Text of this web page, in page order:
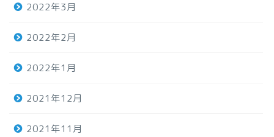
2022年3月
2022年2月
2022年1月
2021年12月
2021年11月